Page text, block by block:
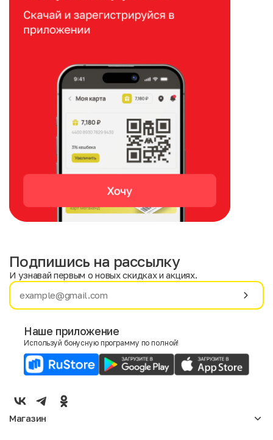
Имя
E-mail
Мужской
Подпишись на рассылку
И узнавай первым о новых скидках и акциях.
Наше приложение
Используй бонусную программу по полной!
Магазин